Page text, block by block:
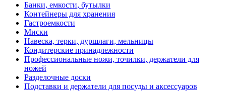
Банки, емкости, бутылки
Контейнеры для хранения
Гастроемкости
Миски
Навеска, терки, дуршлаги, мельницы
Кондитерские принадлежности
Профессиональные ножи, точилки, держатели для
ножей
Разделочные доски
Подставки и держатели для посуды и аксессуаров